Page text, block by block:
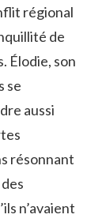
régional
de
Élodie, son
se
aussi
résonnant
n’avaient